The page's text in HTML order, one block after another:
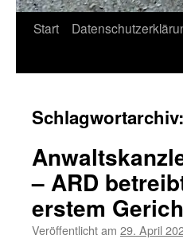
Start
Schlagwortarchiv:
– ARD
erstem
Veröffentlicht am 29. April